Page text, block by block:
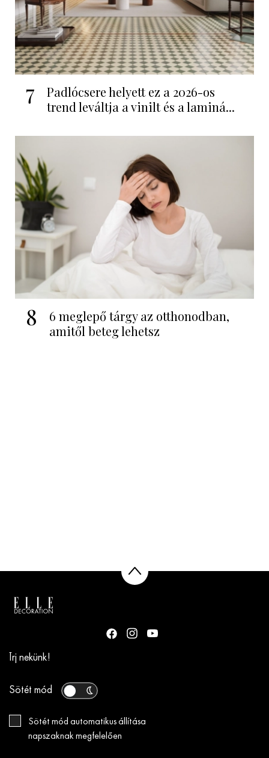
7
Padlócsere helyett ez a 2026-os
trend leváltja a vinilt és a laminá...
8
6 meglepő tárgy az otthonodban,
amitől beteg lehetsz
Írj nekünk!
Sötét mód
Sötét mód automatikus állítása
napszaknak megfelelően